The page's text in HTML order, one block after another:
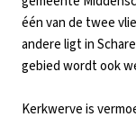
één van de twee
andere ligt in
gebied wordt ook
Kerkwerve is